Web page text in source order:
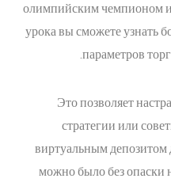
олимпийским чемпионом
урока вы сможете узнать
параметров
Это позволяет
стратегии или
виртуальным
можно было без опаски